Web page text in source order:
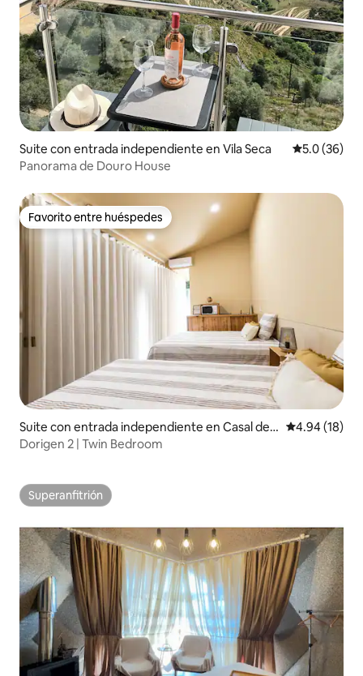
Suite con entrada independiente en Vila Seca Calificación
5.0 (36)
Panorama de Douro House
Favorito entre huéspedes
Favorito entre huéspedes
Suite con entrada independiente en Casal de L
oivos
Calificación
4.94 (18)
Dorigen 2 | Twin Bedroom
Superanfitrión
Superanfitrión